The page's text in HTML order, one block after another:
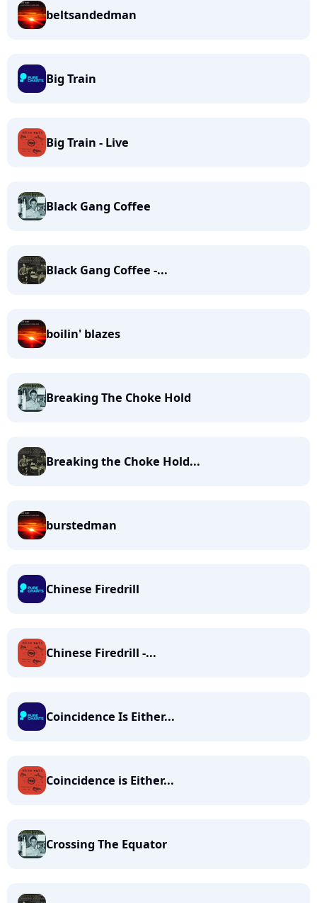
beltsandedman
Big Train
Big Train - Live
Black Gang Coffee
Black Gang Coffee -...
boilin' blazes
Breaking The Choke Hold
Breaking the Choke Hold...
burstedman
Chinese Firedrill
Chinese Firedrill -...
Coincidence Is Either...
Coincidence is Either...
Crossing The Equator